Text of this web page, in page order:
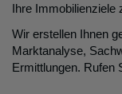
Ihre Immobilienziele
Wir erstellen Ihnen
Marktanalyse,
Ermittlungen. Rufen